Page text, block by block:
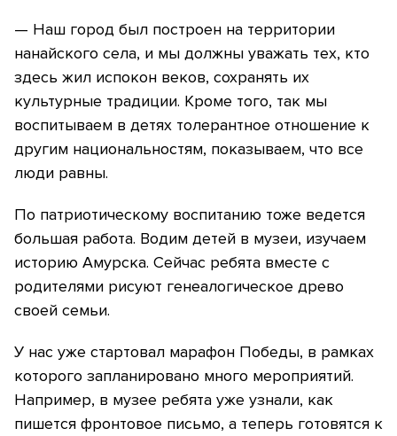
— Наш город был построен на территории
нанайского села, и мы должны уважать тех, кто
здесь жил испокон веков, сохранять их
культурные традиции. Кроме того, так мы
воспитываем в детях толерантное отношение к
другим национальностям, показываем, что все
люди равны.
По патриотическому воспитанию тоже ведется
большая работа. Водим детей в музеи, изучаем
историю Амурска. Сейчас ребята вместе с
родителями рисуют генеалогическое древо
своей семьи.
У нас уже стартовал марафон Победы, в рамках
которого запланировано много мероприятий.
Например, в музее ребята уже узнали, как
пишется фронтовое письмо, а теперь готовятся к